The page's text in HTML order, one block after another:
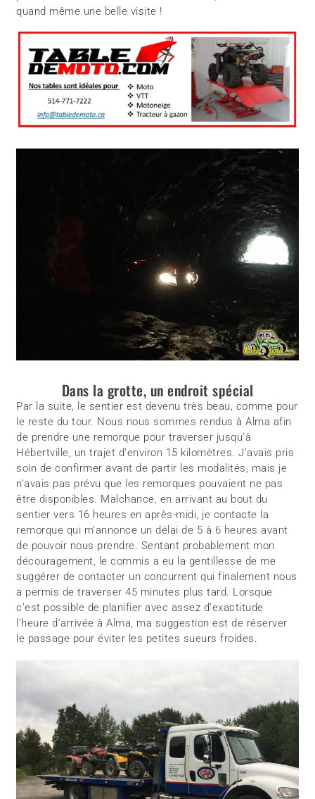
quand même une belle visite !
Dans la grotte, un endroit spécial
Par la suite, le sentier est devenu très beau, comme pour
le reste du tour. Nous nous sommes rendus à Alma afin
de prendre une remorque pour traverser jusqu’à
Hébertville, un trajet d’environ 15 kilomètres. J’avais pris
soin de confirmer avant de partir les modalités, mais je
n’avais pas prévu que les remorques pouvaient ne pas
être disponibles. Malchance, en arrivant au bout du
sentier vers 16 heures en après-midi, je contacte la
remorque qui m’annonce un délai de 5 à 6 heures avant
de pouvoir nous prendre. Sentant probablement mon
découragement, le commis a eu la gentillesse de me
suggérer de contacter un concurrent qui finalement nous
a permis de traverser 45 minutes plus tard. Lorsque
c’est possible de planifier avec assez d’exactitude
l’heure d’arrivée à Alma, ma suggestion est de réserver
le passage pour éviter les petites sueurs froides.